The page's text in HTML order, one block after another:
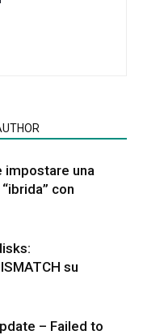
impostare una
con
su
– Failed to